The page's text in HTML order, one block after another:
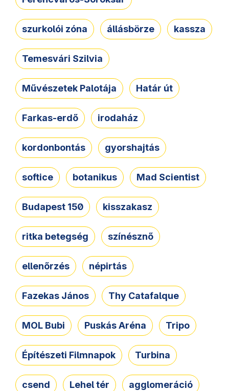
szurkolói zóna állásbörze kassza
Temesvári Szilvia
Művészetek Palotája Határ út
Farkas-erdő irodaház
kordonbontás gyorshajtás
softice botanikus Mad Scientist
Budapest 150 kisszakasz
ritka betegség színésznő
ellenőrzés népirtás
Fazekas János Thy Catafalque
MOL Bubi Puskás Aréna Tripo
Építészeti Filmnapok Turbina
csend Lehel tér agglomeráció